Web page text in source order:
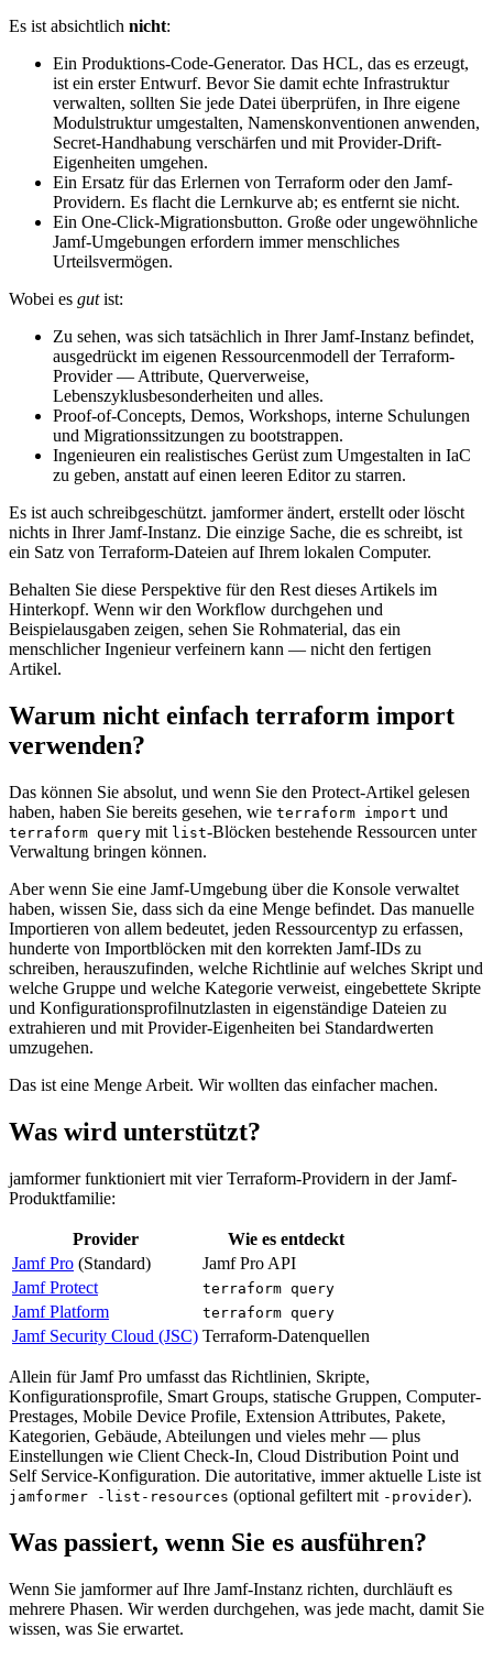
Es ist absichtlich nicht:
Ein Produktions-Code-Generator. Das HCL, das es erzeugt,
ist ein erster Entwurf. Bevor Sie damit echte Infrastruktur
verwalten, sollten Sie jede Datei überprüfen, in Ihre eigene
Modulstruktur umgestalten, Namenskonventionen anwenden,
Secret-Handhabung verschärfen und mit Provider-Drift-
Eigenheiten umgehen.
Ein Ersatz für das Erlernen von Terraform oder den Jamf-
Providern. Es flacht die Lernkurve ab; es entfernt sie nicht.
Ein One-Click-Migrationsbutton. Große oder ungewöhnliche
Jamf-Umgebungen erfordern immer menschliches
Urteilsvermögen.
Wobei es gutist:
Zu sehen, was sich tatsächlich in Ihrer Jamf-Instanz befindet,
ausgedrückt im eigenen Ressourcenmodell der Terraform-
Provider — Attribute, Querverweise,
Lebenszyklusbesonderheiten und alles.
Proof-of-Concepts, Demos, Workshops, interne Schulungen
und Migrationssitzungen zu bootstrappen.
Ingenieuren ein realistisches Gerüst zum Umgestalten in IaC
zu geben, anstatt auf einen leeren Editor zu starren.
Es ist auch schreibgeschützt. jamformer ändert, erstellt oder löscht
nichts in Ihrer Jamf-Instanz. Die einzige Sache, die es schreibt, ist
ein Satz von Terraform-Dateien auf Ihrem lokalen Computer.
Behalten Sie diese Perspektive für den Rest dieses Artikels im
Hinterkopf. Wenn wir den Workflow durchgehen und
Beispielausgaben zeigen, sehen Sie Rohmaterial, das ein
menschlicher Ingenieur verfeinern kann — nicht den fertigen
Artikel.
Warum nicht einfach terraform import
verwenden?
Das können Sie absolut, und wenn Sie den Protect-Artikel gelesen
haben, haben Sie bereits gesehen, wie terraform import und
terraform query mit list-Blöcken bestehende Ressourcen unter
Verwaltung bringen können.
Aber wenn Sie eine Jamf-Umgebung über die Konsole verwaltet
haben, wissen Sie, dass sich da eine Menge befindet. Das manuelle
Importieren von allem bedeutet, jeden Ressourcentyp zu erfassen,
hunderte von Importblöcken mit den korrekten Jamf-IDs zu
schreiben, herauszufinden, welche Richtlinie auf welches Skript und
welche Gruppe und welche Kategorie verweist, eingebettete Skripte
und Konfigurationsprofilnutzlasten in eigenständige Dateien zu
extrahieren und mit Provider-Eigenheiten bei Standardwerten
umzugehen.
Das ist eine Menge Arbeit. Wir wollten das einfacher machen.
Was wird unterstützt?
jamformer funktioniert mit vier Terraform-Providern in der Jamf-
Produktfamilie:
Provider
Wie es entdeckt
Jamf Pro (Standard)
Jamf Pro API
Jamf Protect
terraform query
Jamf Platform terraform query
Jamf Security Cloud (JSC) Terraform-Datenquellen
Allein für Jamf Pro umfasst das Richtlinien, Skripte,
Konfigurationsprofile, Smart Groups, statische Gruppen, Computer-
Prestages, Mobile Device Profile, Extension Attributes, Pakete,
Kategorien, Gebäude, Abteilungen und vieles mehr — plus
Einstellungen wie Client Check-In, Cloud Distribution Point und
Self Service-Konfiguration. Die autoritative, immer aktuelle Liste ist
jamformer -list-resources (optional gefiltert mit -provider).
Was passiert, wenn Sie es ausführen?
Wenn Sie jamformer auf Ihre Jamf-Instanz richten, durchläuft es
mehrere Phasen. Wir werden durchgehen, was jede macht, damit Sie
wissen, was Sie erwartet.